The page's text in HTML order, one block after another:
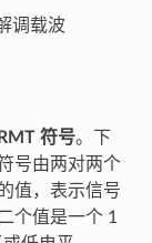
调载波
RMT 符号。下
号由两对两个
值，表示信号
个值是一个 1